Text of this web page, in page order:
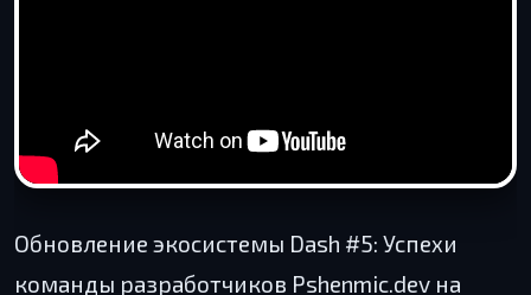
Обновление экосистемы Dash #5: Успехи
команды разработчиков Pshenmic.dev на